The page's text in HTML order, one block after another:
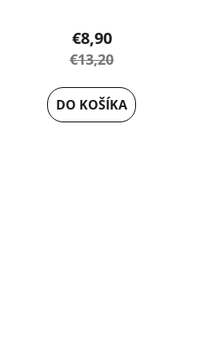
hodnotenie
produktu
je
5,0
€8,90
€13,20
DO KOŠÍKA